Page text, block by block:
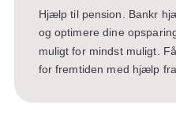
Hjælp til pension. Bankr
og optimere dine
muligt for mindst muligt.
for fremtiden med hjælp